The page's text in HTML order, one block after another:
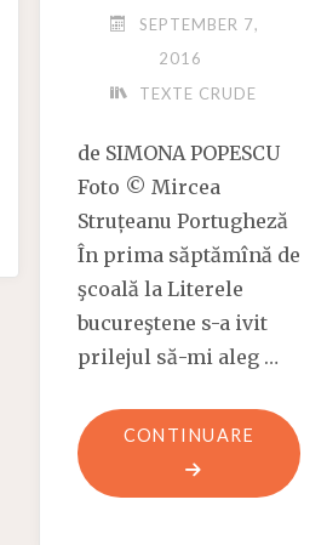
SEPTEMBER 7,
2016
TEXTE CRUDE
de SIMONA POPESCU
Foto © Mircea
Struțeanu Portugheză
În prima săptămînă de
şcoală la Literele
bucureştene s-a ivit
prilejul să-mi aleg …
CONTINUARE
FAUT
TENTER